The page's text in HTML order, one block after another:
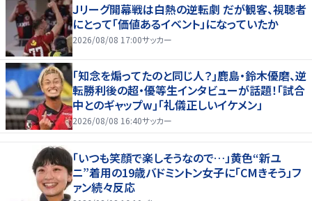
Ｊリーグ開幕戦は白熱の逆転劇 だが観客、視聴者
にとって「価値あるイベント」になっていたか
2026/08/08 17:00サッカー
｢知念を煽ってたのと同じ人？｣鹿島・鈴木優磨、逆
転勝利後の超・優等生インタビューが話題！｢試合
中とのギャップw｣｢礼儀正しいイケメン」
2026/08/08 16:40サッカー
「いつも笑顔で楽しそうなので…」黄色“新ユ
ニ”着用の19歳バドミントン女子に「CMきそう」フ
ァン続々反応